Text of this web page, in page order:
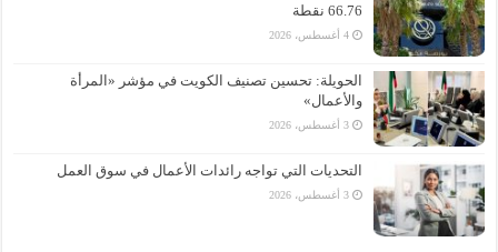
66.76 نقطة
4 أغسطس، 2026
الحويلة: تحسين تصنيف الكويت في مؤشر «المرأة
والأعمال»
3 أغسطس، 2026
التحديات التي تواجه رائدات الأعمال في سوق العمل
3 أغسطس، 2026